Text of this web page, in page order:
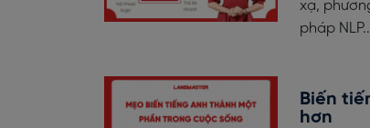
xạ,
pháp
Biến
hơn